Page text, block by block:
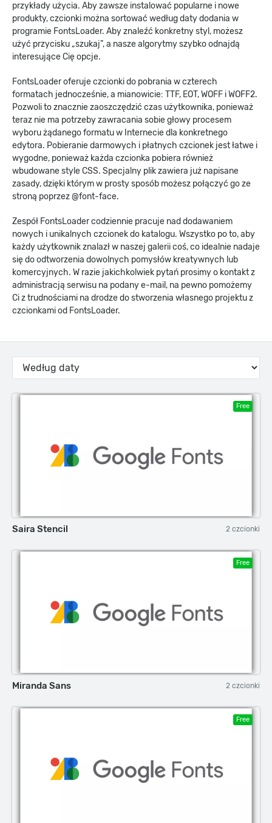
przykłady użycia. Aby zawsze instalować popularne i nowe
produkty, czcionki można sortować według daty dodania w
programie FontsLoader. Aby znaleźć konkretny styl, możesz
użyć przycisku „szukaj”, a nasze algorytmy szybko odnajdą
interesujące Cię opcje.
FontsLoader oferuje czcionki do pobrania w czterech
formatach jednocześnie, a mianowicie: TTF, EOT, WOFF i WOFF2.
Pozwoli to znacznie zaoszczędzić czas użytkownika, ponieważ
teraz nie ma potrzeby zawracania sobie głowy procesem
wyboru żądanego formatu w Internecie dla konkretnego
edytora. Pobieranie darmowych i płatnych czcionek jest łatwe i
wygodne, ponieważ każda czcionka pobiera również
wbudowane style CSS. Specjalny plik zawiera już napisane
zasady, dzięki którym w prosty sposób możesz połączyć go ze
stroną poprzez @font-face.
Zespół FontsLoader codziennie pracuje nad dodawaniem
nowych i unikalnych czcionek do katalogu. Wszystko po to, aby
każdy użytkownik znalazł w naszej galerii coś, co idealnie nadaje
się do odtworzenia dowolnych pomysłów kreatywnych lub
komercyjnych. W razie jakichkolwiek pytań prosimy o kontakt z
administracją serwisu na podany e-mail, na pewno pomożemy
Ci z trudnościami na drodze do stworzenia własnego projektu z
czcionkami od FontsLoader.
Free
Saira Stencil 2 czcionki
Free
Miranda Sans 2 czcionki
Free